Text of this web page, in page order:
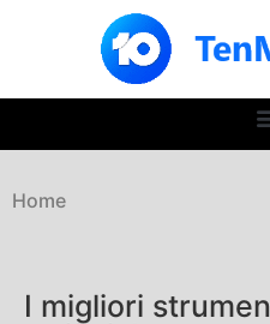
Home
I migliori